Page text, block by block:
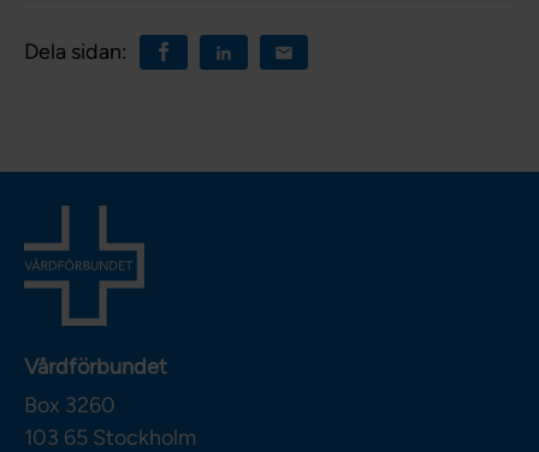
Dela sidan:
Vårdförbundet
Box 3260
103 65 Stockholm